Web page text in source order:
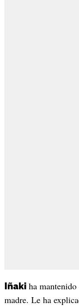
Iñakiha mantenido
madre. Le ha